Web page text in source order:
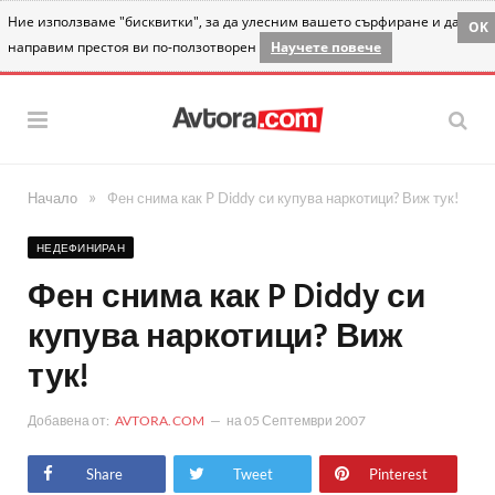
Ние използваме "бисквитки", за да улесним вашето сърфиране и да
направим престоя ви по-ползотворен
Научете повече
OK
Начало » Фен снима как P Diddy си купува наркотици? Виж тук!
НЕДЕФИНИРАН
Фен снима как P Diddy си
купува наркотици? Виж
тук!
Добавена от: AVTORA.COM на05 Септември 2007
Share Tweet Pinterest